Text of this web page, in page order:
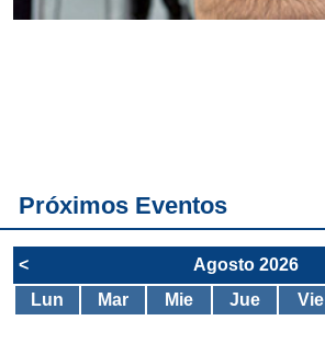
Próximos Eventos
< Agosto 2026
Lun
Mar Mie Jue Vie